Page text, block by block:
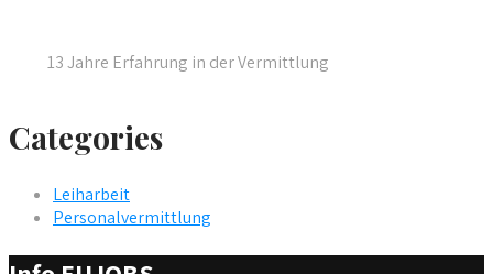
13 Jahre Erfahrung in der Vermittlung
Categories
Leiharbeit
Personalvermittlung